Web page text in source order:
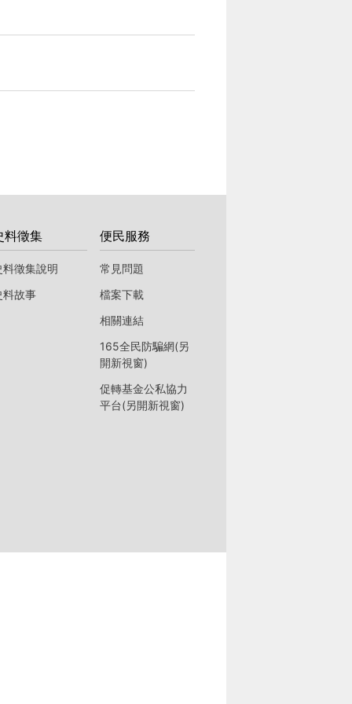
料徵集
料徵集說明
料故事
便民服務
常見問題
檔案下載
相關連結
165全民防騙網(另
開新視窗)
促轉基金公私協力
平台(另開新視窗)